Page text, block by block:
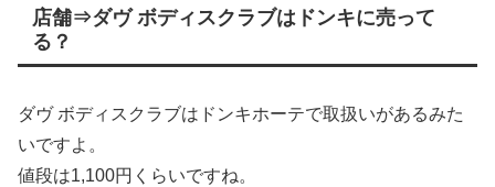
店舗⇒ダヴ ボディスクラブはドンキに売って
る？
ダヴ ボディスクラブはドンキホーテで取扱いがあるみた
いですよ。
値段は1,100円くらいですね。